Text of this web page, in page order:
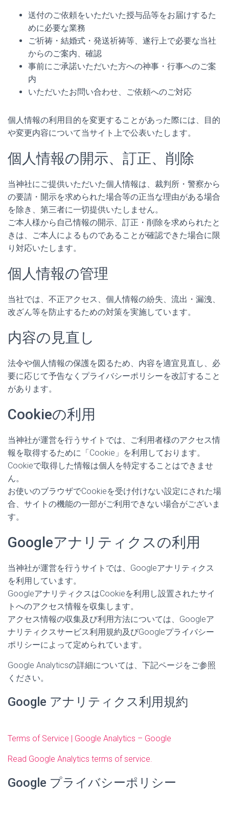
送付のご依頼をいただいた授与品等をお届けするた
めに必要な業務
ご祈祷・結婚式・発送祈祷等、遂行上で必要な当社
からのご案内、確認
事前にご承諾いただいた方への神事・行事へのご案
内
いただいたお問い合わせ、ご依頼へのご対応
個人情報の利用目的を変更することがあった際には、目的
や変更内容について当サイト上で公表いたします。
個人情報の開示、訂正、削除
当神社にご提供いただいた個人情報は、裁判所・警察から
の要請・開示を求められた場合等の正当な理由がある場合
を除き、第三者に一切提供いたしません。
ご本人様から自己情報の開示、訂正・削除を求められたと
きは、ご本人によるものであることが確認できた場合に限
り対応いたします。
個人情報の管理
当社では、不正アクセス、個人情報の紛失、流出・漏洩、
改ざん等を防止するための対策を実施しています。
内容の見直し
法令や個人情報の保護を図るため、内容を適宜見直し、必
要に応じて予告なくプライバシーポリシーを改訂すること
があります。
Cookieの利用
当神社が運営を行うサイトでは、ご利用者様のアクセス情
報を取得するために「Cookie」を利用しております。
Cookieで取得した情報は個人を特定することはできませ
ん。
お使いのブラウザでCookieを受け付けない設定にされた場
合、サイトの機能の一部がご利用できない場合がございま
す。
Googleアナリティクスの利用
当神社が運営を行うサイトでは、Googleアナリティクス
を利用しています。
GoogleアナリティクスはCookieを利用し設置されたサイ
トへのアクセス情報を収集します。
アクセス情報の収集及び利用方法については、Googleア
ナリティクスサービス利用規約及びGoogleプライバシー
ポリシーによって定められています。
Google Analyticsの詳細については、下記ページをご参照
ください。
Google アナリティクス利用規約
Terms of Service | Google Analytics – Google
Read Google Analytics terms of service.
Google プライバシーポリシー